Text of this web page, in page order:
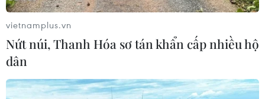
vietnamplus.vn
Nứt núi, Thanh Hóa sơ tán khẩn cấp nhiều hộ
dân